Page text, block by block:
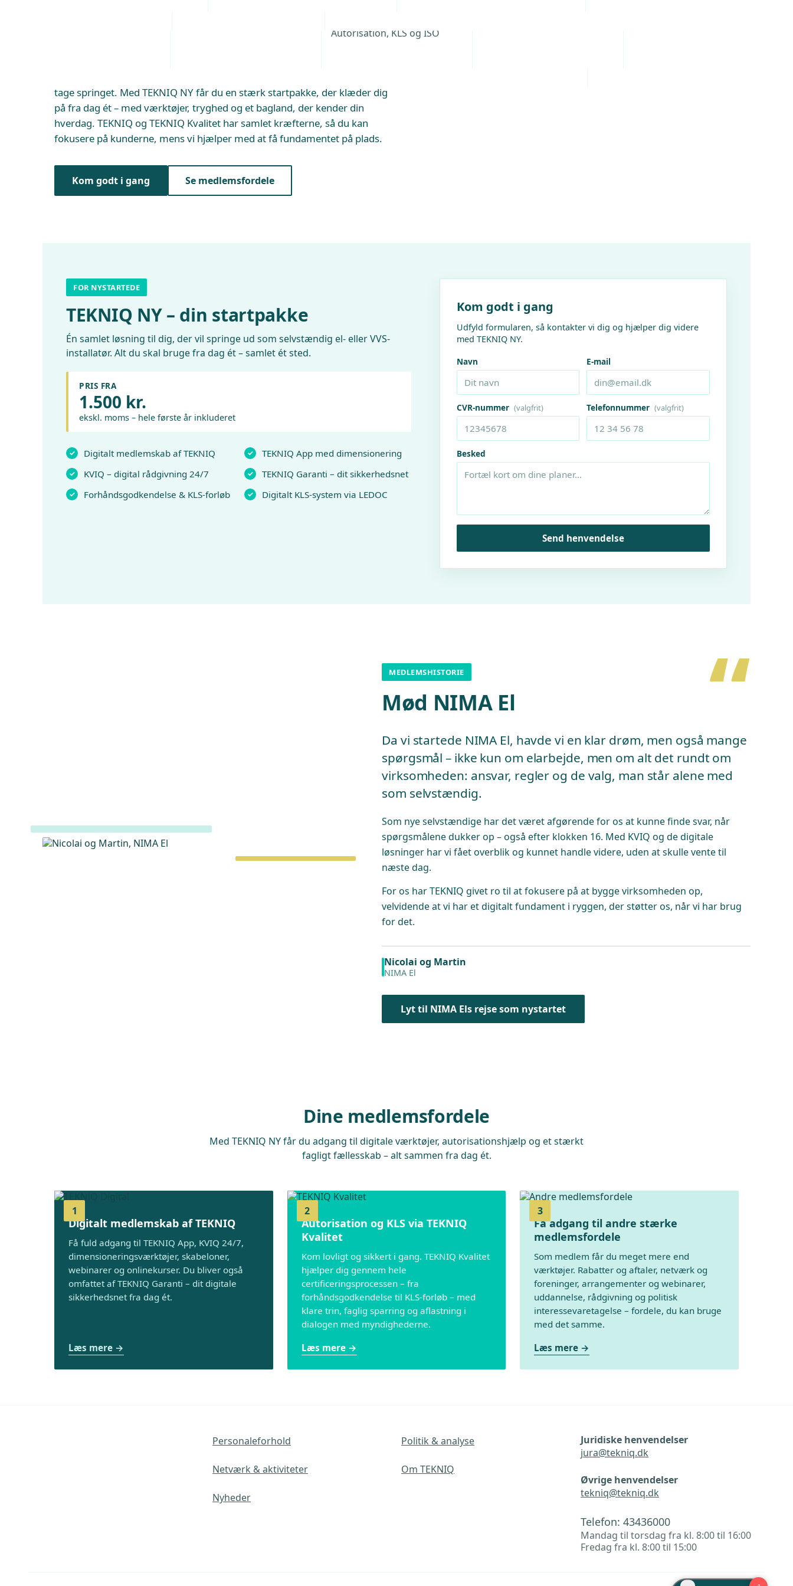
Autorisation, KLS og ISO
tage springet. Med TEKNIQ NY får du en stærk startpakke, der klæder dig
på fra dag ét – med værktøjer, tryghed og et bagland, der kender din
hverdag. TEKNIQ og TEKNIQ Kvalitet har samlet kræfterne, så du kan
fokusere på kunderne, mens vi hjælper med at få fundamentet på plads.
Kom godt i gang Se medlemsfordele
FOR NYSTARTEDE
TEKNIQ NY – din startpakke
Én samlet løsning til dig, der vil springe ud som selvstændig el- eller VVS-
installatør. Alt du skal bruge fra dag ét – samlet ét sted.
PRIS FRA
1.500 kr.
ekskl. moms – hele første år inkluderet
Digitalt medlemskab af TEKNIQ
TEKNIQ App med dimensionering
KVIQ – digital rådgivning 24/7
TEKNIQ Garanti – dit sikkerhedsnet
Forhåndsgodkendelse & KLS-forløb
Digitalt KLS-system via LEDOC
Kom godt i gang
Udfyld formularen, så kontakter vi dig og hjælper dig videre
med TEKNIQ NY.
Navn
E-mail
CVR-nummer (valgfrit) Telefonnummer (valgfrit)
Besked
Send henvendelse
“
MEDLEMSHISTORIE
Mød NIMA El
Da vi startede NIMA El, havde vi en klar drøm, men også mange
spørgsmål – ikke kun om elarbejde, men om alt det rundt om
virksomheden: ansvar, regler og de valg, man står alene med
som selvstændig.
Som nye selvstændige har det været afgørende for os at kunne finde svar, når
spørgsmålene dukker op – også efter klokken 16. Med KVIQ og de digitale
løsninger har vi fået overblik og kunnet handle videre, uden at skulle vente til
næste dag.
For os har TEKNIQ givet ro til at fokusere på at bygge virksomheden op,
velvidende at vi har et digitalt fundament i ryggen, der støtter os, når vi har brug
for det.
Nicolai og Martin
NIMA El
Lyt til NIMA Els rejse som nystartet
Dine medlemsfordele
Med TEKNIQ NY får du adgang til digitale værktøjer, autorisationshjælp og et stærkt
fagligt fællesskab – alt sammen fra dag ét.
1
Digitalt medlemskab af TEKNIQ
Få fuld adgang til TEKNIQ App, KVIQ 24/7,
dimensioneringsværktøjer, skabeloner,
webinarer og onlinekurser. Du bliver også
omfattet af TEKNIQ Garanti – dit digitale
sikkerhedsnet fra dag ét.
Læs mere
2
Autorisation og KLS via TEKNIQ
Kvalitet
Kom lovligt og sikkert i gang. TEKNIQ Kvalitet
hjælper dig gennem hele
certificeringsprocessen – fra
forhåndsgodkendelse til KLS-forløb – med
klare trin, faglig sparring og aflastning i
dialogen med myndighederne.
Læs mere
3
Få adgang til andre stærke
medlemsfordele
Som medlem får du meget mere end
værktøjer. Rabatter og aftaler, netværk og
foreninger, arrangementer og webinarer,
uddannelse, rådgivning og politisk
interessevaretagelse – fordele, du kan bruge
med det samme.
Læs mere
Personaleforhold
Netværk & aktiviteter
Nyheder
Politik & analyse
Om TEKNIQ
Juridiske henvendelser
jura@tekniq.dk
Øvrige henvendelser
tekniq@tekniq.dk
Telefon: 43436000
Mandag til torsdag fra kl. 8:00 til 16:00
Fredag fra kl. 8:00 til 15:00